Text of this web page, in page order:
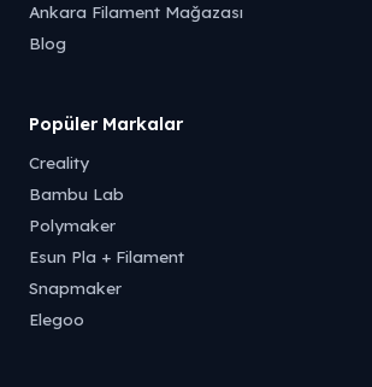
Ankara Filament Mağazası
Blog
Popüler Markalar
Creality
Bambu Lab
Polymaker
Esun Pla + Filament
Snapmaker
Elegoo